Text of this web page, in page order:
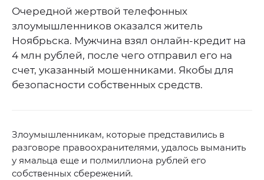
Очередной жертвой телефонных
злоумышленников оказался житель
Ноябрьска. Мужчина взял онлайн-кредит на
4 млн рублей, после чего отправил его на
счет, указанный мошенниками. Якобы для
безопасности собственных средств.
Злоумышленникам, которые представились в
разговоре правоохранителями, удалось выманить
у ямальца еще и полмиллиона рублей его
собственных сбережений.